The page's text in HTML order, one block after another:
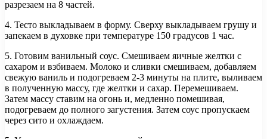
разрезаем на 8 частей.
4. Тесто выкладываем в форму. Сверху выкладываем грушу и
запекаем в духовке при температуре 150 градусов 1 час.
5. Готовим ванильный соус. Смешиваем яичные желтки с
сахаром и взбиваем. Молоко и сливки смешиваем, добавляем
свежую ваниль и подогреваем 2-3 минуты на плите, выливаем
в полученную массу, где желтки и сахар. Перемешиваем.
Затем массу ставим на огонь и, медленно помешивая,
подогреваем до полного загустения. Затем соус пропускаем
через сито и охлаждаем.